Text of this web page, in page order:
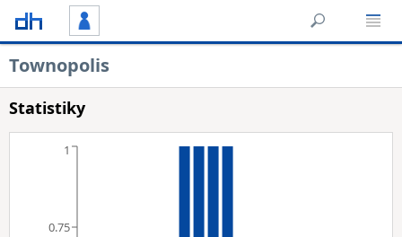
Townopolis
Statistiky
0.75
1